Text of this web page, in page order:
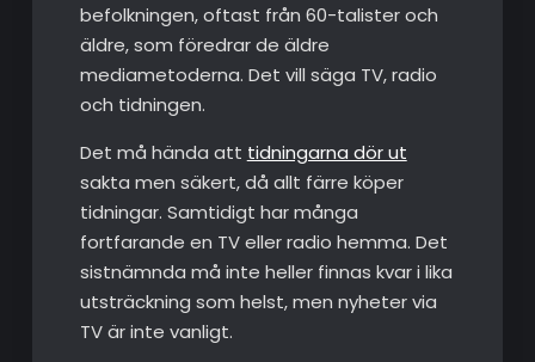
befolkningen, oftast från 60-talister och
äldre, som föredrar de äldre
mediametoderna. Det vill säga TV, radio
och tidningen.
Det må hända att tidningarna dör ut
sakta men säkert, då allt färre köper
tidningar. Samtidigt har många
fortfarande en TV eller radio hemma. Det
sistnämnda må inte heller finnas kvar i lika
utsträckning som helst, men nyheter via
TV är inte vanligt.